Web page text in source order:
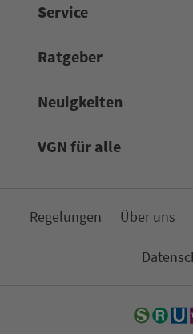
Service
Rat­ge­ber
Neuigkeiten
VGN für alle
Re­ge­lungen Über uns